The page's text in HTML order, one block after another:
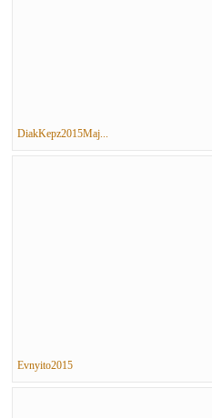
DiakKepz2015Maj...
Evnyito2015